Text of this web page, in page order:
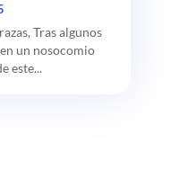
Tras algunos
un nosocomio
este...